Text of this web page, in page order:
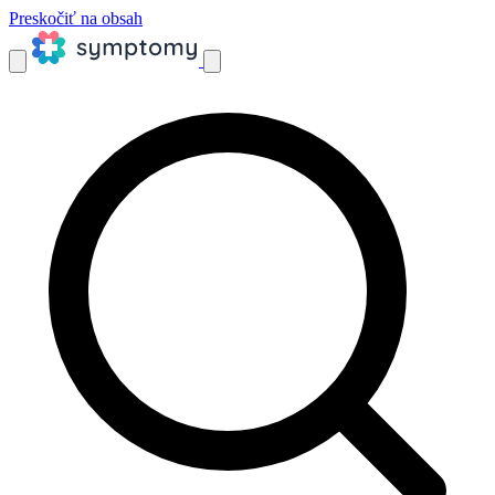
Preskočiť na obsah